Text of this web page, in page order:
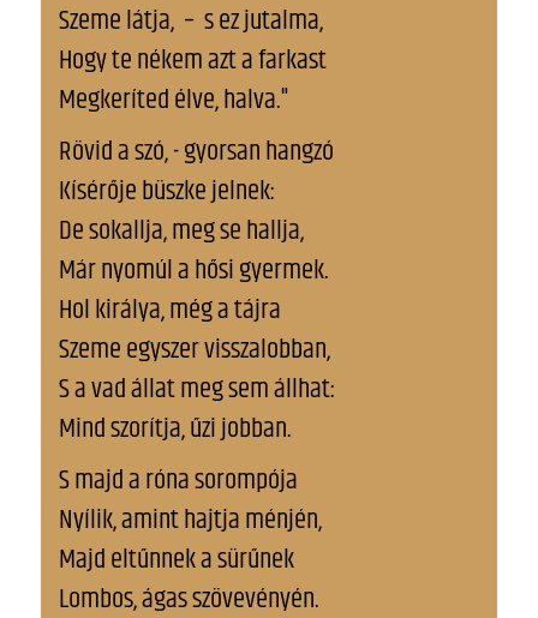
Szeme látja, – s ez jutalma,
Hogy te nékem azt a farkast
Megkeríted élve, halva."
Rövid a szó, - gyorsan hangzó
Kísérője büszke jelnek:
De sokallja, meg se hallja,
Már nyomúl a hősi gyermek.
Hol királya, még a tájra
Szeme egyszer visszalobban,
S a vad állat meg sem állhat:
Mind szorítja, űzi jobban.
S majd a róna sorompója
Nyílik, amint hajtja ménjén,
Majd eltűnnek a sürűnek
Lombos, ágas szövevényén.